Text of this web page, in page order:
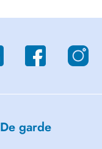
De garde